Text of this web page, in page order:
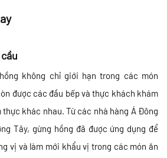
không chỉ giới hạn trong các món
được các đầu bếp và thực khách khám
khác nhau. Từ các nhà hàng Á Đông
Tây, gừng hồng đã được ứng dụng để
vị và làm mới khẩu vị trong các món ăn